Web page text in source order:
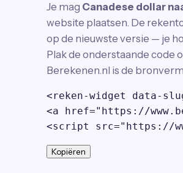
Je mag Canadese dollar
website plaatsen. De
op de nieuwste versie — je
Plak de onderstaande code
Berekenen.nl is de
<reken-widget data-
<a href="https://
<script src="https://
Kopiëren